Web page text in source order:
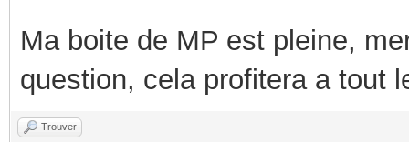
Ma boite de MP est pleine,
question, cela profitera a tout
Trouver